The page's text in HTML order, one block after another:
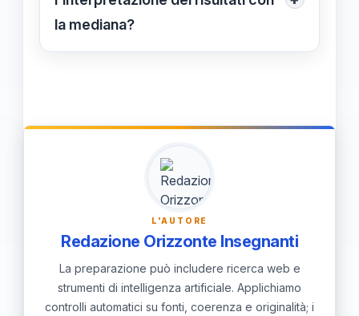
fornendo un'indicazione più chiara
la mediana?
Per migliorare l'interpretazione dei
statistiche, descrivere la distribuzione
dei dati e contestualizzare i risultati in
base all'ambito specifico di analisi.
L'AUTORE
Redazione Orizzonte Insegnanti
La preparazione può includere ricerca web e
strumenti di intelligenza artificiale. Applichiamo
controlli automatici su fonti, coerenza e originalità; i